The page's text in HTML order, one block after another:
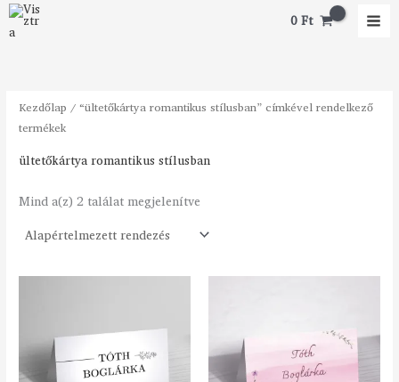
Skip
to
0Ft
Kezdőlap / “ültetőkártya romantikus stílusban” címkével rendelkező
termékek
ültetőkártya romantikus stílusban
Mind a(z) 2 találat megjelenítve